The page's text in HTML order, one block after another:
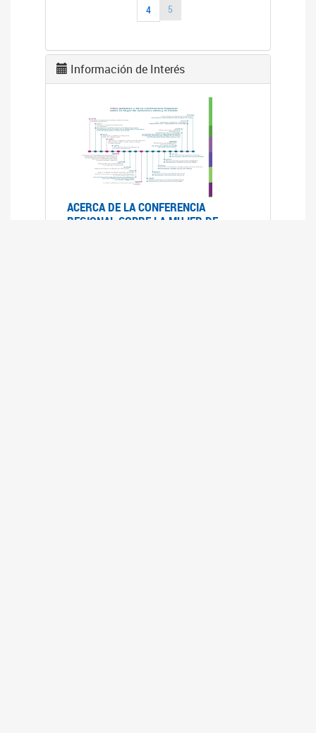
4
5
Información de Interés
ACERCA DE LA CONFERENCIA
REGIONAL SOBRE LA MUJER DE